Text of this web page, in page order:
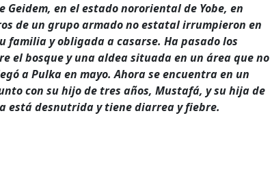
en el estado nororiental de Yobe, en
de un grupo armado no estatal irrumpieron en
y obligada a casarse. Ha pasado los
el bosque y una aldea situada en un área que no
a Pulka en mayo. Ahora se encuentra en un
con su hijo de tres años, Mustafá, y su hija de
está desnutrida y tiene diarrea y fiebre.